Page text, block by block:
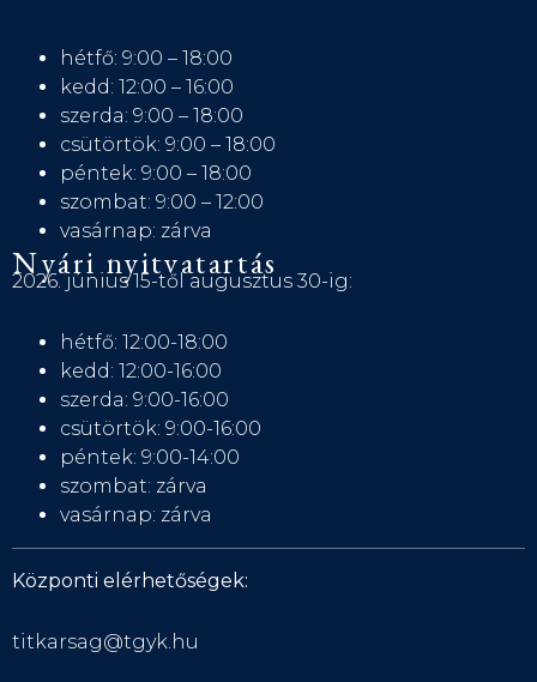
hétfő: 9:00 – 18:00
kedd: 12:00 – 16:00
szerda: 9:00 – 18:00
csütörtök: 9:00 – 18:00
péntek: 9:00 – 18:00
szombat: 9:00 – 12:00
vasárnap: zárva
Nyári nyitvatartás
2026. június 15-től augusztus 30-ig:
hétfő: 12:00-18:00
kedd: 12:00-16:00
szerda: 9:00-16:00
csütörtök: 9:00-16:00
péntek: 9:00-14:00
szombat: zárva
vasárnap: zárva
Központi elérhetőségek:
titkarsag@tgyk.hu